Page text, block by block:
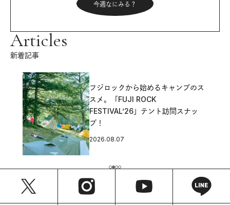
今週なにみる？
Articles
新着記事
フジロックから始めるキャンプのス
スメ。「FUJI ROCK
FESTIVAL’26」テント訪問スナッ
プ！
2026.08.07